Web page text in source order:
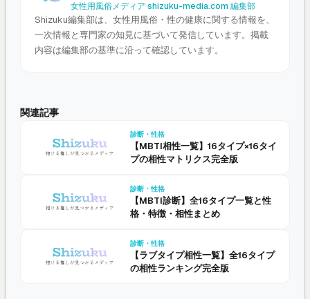
女性用風俗メディア shizuku-media.com 編集部
Shizuku編集部は、女性用風俗・性の健康に関する情報を、
一次情報と専門家の知見に基づいて発信しています。掲載
内容は編集部の基準に沿って確認しています。
関連記事
診断・性格
【MBTI相性一覧】16タイプ×16タイ
プの相性マトリクス完全版
診断・性格
【MBTI診断】全16タイプ一覧と性
格・特徴・相性まとめ
診断・性格
【ラブタイプ相性一覧】全16タイプ
の相性ランキング完全版